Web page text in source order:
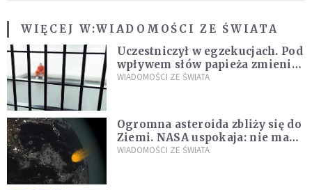
WIĘCEJ W:WIADOMOŚCI ZE ŚWIATA
Uczestniczył w egzekucjach. Pod
wpływem słów papieża zmienił
zdanie
WIADOMOŚCI ZE ŚWIATA
Ogromna asteroida zbliży się do
Ziemi. NASA uspokaja: nie ma
zagrożenia
WIADOMOŚCI ZE ŚWIATA